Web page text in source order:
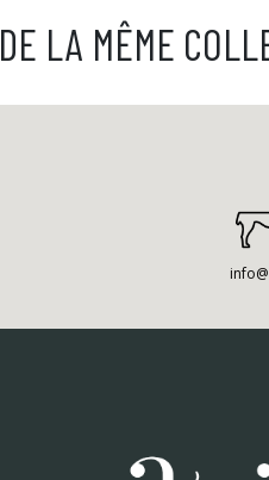
DE LA MÊME